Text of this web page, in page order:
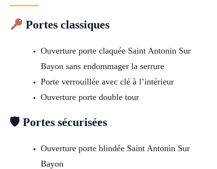
Portes classiques
Ouverture porte claquée Saint Antonin Sur
Bayon sans endommager la serrure
Porte verrouillée avec clé à l’intérieur
Ouverture porte double tour
🛡 Portes sécurisées
Ouverture porte blindée Saint Antonin Sur
Bayon